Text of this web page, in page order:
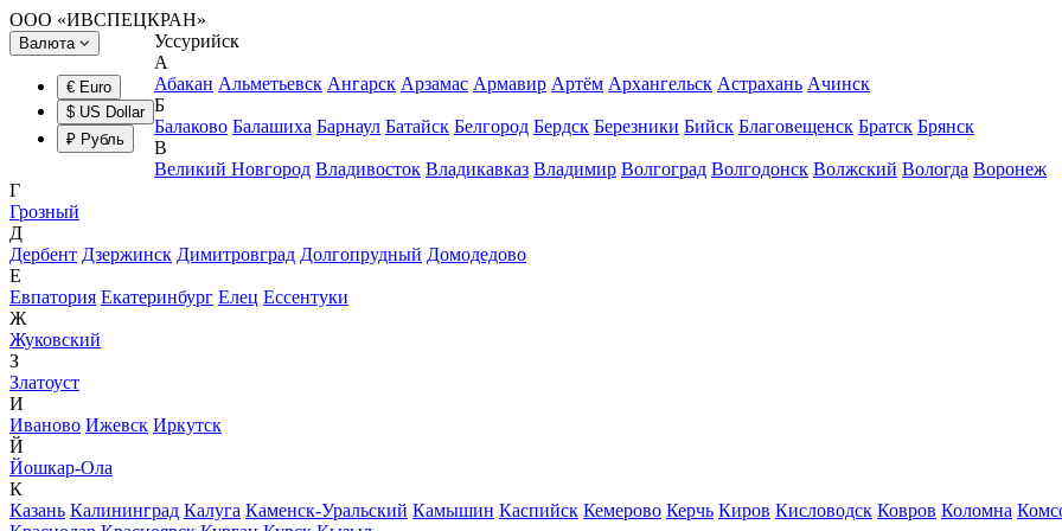
ООО «ИВСПЕЦКРАН»
Валюта
€ Euro
$ US Dollar
₽ Рубль
Уссурийск
А
Абакан Альметьевск Ангарск Арзамас Армавир Артём Архангельск Астрахань Ачинск
Б
Балаково Балашиха Барнаул Батайск Белгород Бердск Березники Бийск Благовещенск Братск Брянск
В
Великий Новгород Владивосток Владикавказ Владимир Волгоград Волгодонск Волжский Вологда Воронеж
Г
Грозный
Д
Дербент Дзержинск Димитровград Долгопрудный Домодедово
Е
Евпатория Екатеринбург Елец Ессентуки
Ж
Жуковский
З
Златоуст
И
Иваново Ижевск Иркутск
Й
Йошкар-Ола
К
Казань Калининград Калуга Каменск-Уральский Камышин Каспийск Кемерово Керчь Киров Кисловодск Ковров Коломна